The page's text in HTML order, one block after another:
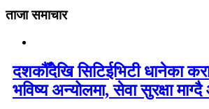
ताजा समाचार
दशकौँदेखि सिटिईभिटी धानेका
भविष्य अन्योलमा, सेवा सुरक्षा